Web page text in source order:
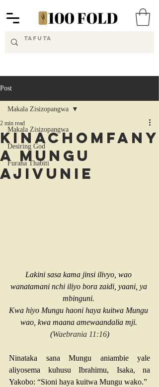
Post
Makala Zisizopangwa
Desiring God
Furaha Thabiti
Makala Zisizopangwa
Kinachomfany
a Mungu
Ajivunie
2 min read
Lakini sasa kama jinsi ilivyo, wao
wanatamani nchi iliyo bora zaidi, yaani, ya
mbinguni.
Kwa hiyo Mungu haoni haya kuitwa Mungu
wao, kwa maana amewaandalia mji.
(Waebrania 11:16)
Ninataka sana Mungu aniambie yale
aliyosema kuhusu Ibrahimu, Isaka, na
Yakobo: “Sioni haya kuitwa Mungu wako.”